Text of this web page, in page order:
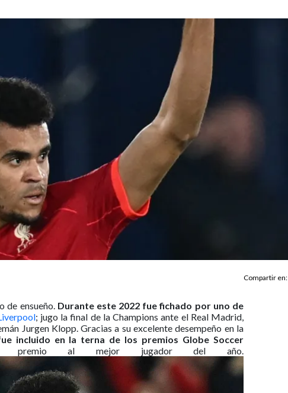
Compartir en:
de ensueño. Durante este 2022 fue fichado por uno de
; jugo la final de la Champions ante el Real Madrid,
Jurgen Klopp. Gracias a su excelente desempeño en la
incluido en la terna de los premios Globe Soccer
al mejor jugador del año.